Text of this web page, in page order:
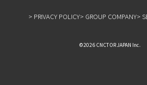
> PRIVACY POLICY> GROUP COMPANY>
©2026 CNCTOR JAPAN Inc.